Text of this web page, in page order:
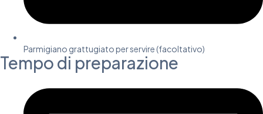
Parmigiano grattugiato per servire (facoltativo)
Tempo di preparazione